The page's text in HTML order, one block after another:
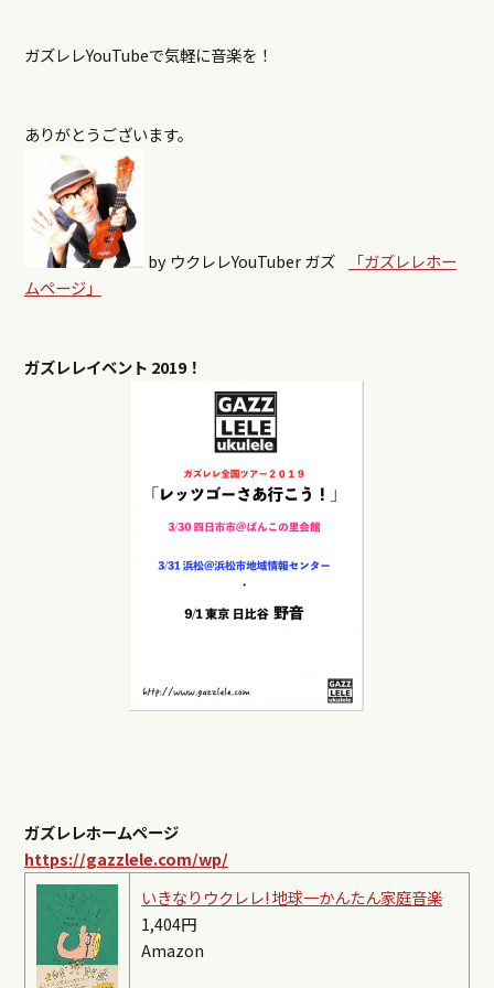
ガズレレYouTubeで気軽に音楽を！
ありがとうございます。
by ウクレレYouTuber ガズ
「ガズレレホー
ムページ」
ガズレレイベント 2019！
ガズレレホームページ
https://gazzlele.com/wp/
いきなりウクレレ! 地球一かんたん家庭音楽
1,404円
Amazon